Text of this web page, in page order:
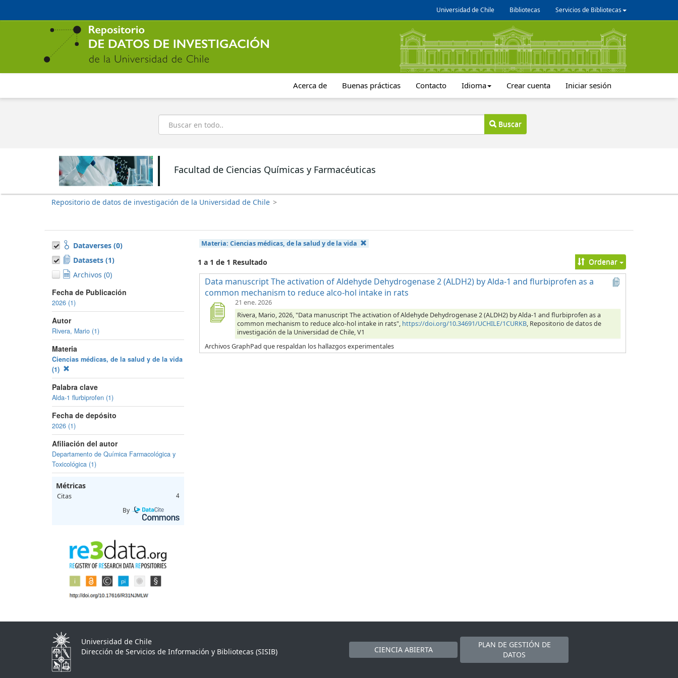
contenido
Universidad de Chile Bibliotecas Servicios de Bibliotecas
Acerca de Buenas prácticas Contacto Idioma Crear cuenta Iniciar sesión
Buscar
Buscar
Facultad de Ciencias Químicas y Farmacéuticas
Repositorio de datos de investigación de la Universidad de Chile >
Dataverses (0)
Datasets (1)
Archivos (0)
Fecha de Publicación
2026 (1)
Autor
Rivera, Mario (1)
Materia
Ciencias médicas, de la salud y de la vida
(1)
Palabra clave
Alda-1 flurbiprofen (1)
Fecha de depósito
2026 (1)
Afiliación del autor
Departamento de Química Farmacológica y
Toxicológica (1)
Métricas
Citas 4
By
Materia: Ciencias médicas, de la salud y de la vida
1 a 1 de 1 Resultado Ordenar
Data manuscript The activation of Aldehyde Dehydrogenase 2 (ALDH2) by Alda-1 and flurbiprofen as a
common mechanism to reduce alco-hol intake in rats
21 ene. 2026
Rivera, Mario, 2026, "Data manuscript The activation of Aldehyde Dehydrogenase 2 (ALDH2) by Alda-1 and flurbiprofen as a
common mechanism to reduce alco-hol intake in rats", https://doi.org/10.34691/UCHILE/1CURKB, Repositorio de datos de
investigación de la Universidad de Chile, V1
Archivos GraphPad que respaldan los hallazgos experimentales
Universidad de Chile
Dirección de Servicios de Información y Bibliotecas (SISIB)
CIENCIA ABIERTA
PLAN DE GESTIÓN DE
DATOS